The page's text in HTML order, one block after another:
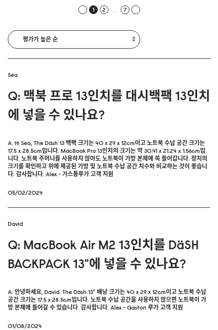
1 2 ... 7
Sea
Q: 맥북 프로 13인치를 대시백팩 13인치
에 넣을 수 있나요?
A: Hi Sea, The Däsh 13 백팩 크기는 40 x 29 x 12cm이고 노트북 수납 공간 크기는
17.5 x 28.5cm입니다. MacBook Pro 13인치의 크기는 약 30.41 x 21.24 x 1.56cm입
니다. 노트북 주머니를 사용하지 않아도 노트북이 가방 본체에 쏙 들어갑니다. 장치의
크기를 확인하고 위에 제공된 가방 및 노트북 수납 공간 치수와 비교하는 것이 좋습니
다. 감사합니다. Alex - 가스통루가 고객 지원
05/02/2024
David
Q: MacBook Air M2 13인치를 DäSH
BACKPACK 13"에 넣을 수 있나요?
A: 안녕하세요, David. The Däsh 13" 배낭 크기는 40 x 29 x 12cm이고 노트북 수납
공간 크기는 17.5 x 28.5cm입니다. 노트북 수납 공간을 사용하지 않으면 노트북이 가
방 본체에 들어갈 수 있습니다. 감사합니다. Alex - Gaston 루가 고객 지원
01/08/2024